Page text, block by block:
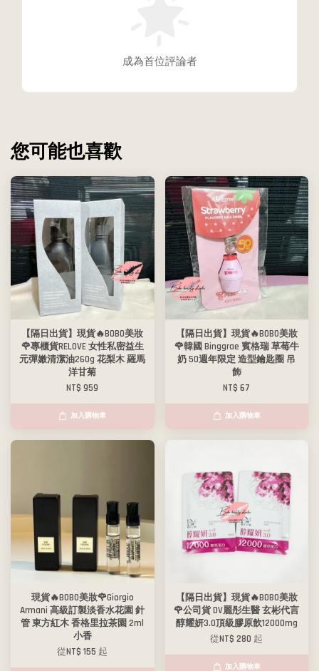
成為首位評論者
您可能也喜歡
【隔日出貨】現貨🔥BOBO美妝
🌹專櫃貨RELOVE 女性私密益生
元彈嫩清潔油260g 花梨木 羅馬
洋甘菊
NT$ 959
加入購物車
【隔日出貨】現貨🔥BOBO美妝
🌹韓國 Binggrae 賓格瑞 草莓牛
奶 50週年限定 造型鑰匙圈 吊
飾
NT$ 67
加入購物車
現貨🔥BOBO美妝🌹Giorgio
Armani 高級訂製淡香水花園 針
管 東方紅木 香格里拉茶園 2ml
小香
從NT$ 155 起
【隔日出貨】現貨🔥BOBO美妝
🌹公司貨 DV麗彤生醫 玄彬代言
醇耀妍3.0頂級膠原飲12000mg
從NT$ 280 起
加入購物車